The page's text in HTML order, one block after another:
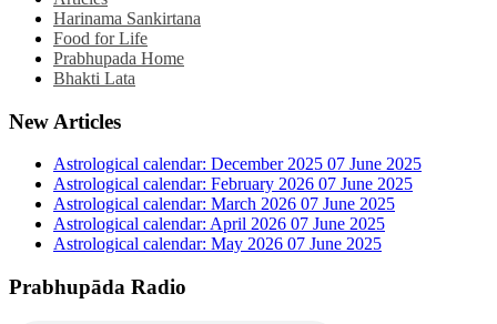
Harinama Sankirtana
Food for Life
Prabhupada Home
Bhakti Lata
New Articles
Astrological calendar: December 2025 07 June 2025
Astrological calendar: February 2026 07 June 2025
Astrological calendar: March 2026 07 June 2025
Astrological calendar: April 2026 07 June 2025
Astrological calendar: May 2026 07 June 2025
Prabhupāda Radio